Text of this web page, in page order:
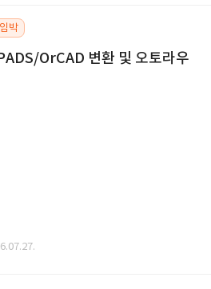
박
OrCAD 변환 및 오토라우